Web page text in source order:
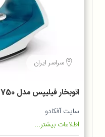
سراسر ایران
اتوبخار فیلیپس مدل GC1750
سایت آفکادو
اطلاعات بیشتر...